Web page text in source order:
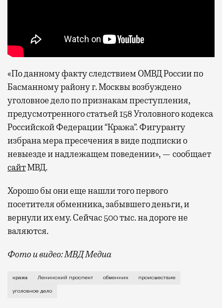
«По данному факту следствием ОМВД России по
Басманному району г. Москвы возбуждено
уголовное дело по признакам преступления,
предусмотренного статьей 158 Уголовного кодекса
Российской Федерации “Кража”. Фигуранту
избрана мера пресечения в виде подписки о
невыезде и надлежащем поведении», — сообщает
сайтМВД.
Хорошо бы они еще нашли того первого
посетителя обменника, забывшего деньги, и
вернули их ему. Сейчас 500 тыс. на дороге не
валяются.
Фото и видео: МВД Медиа
История, достойная киносценария, произошла в
кража Ленинский проспект обменник происшествие
уголовное дело